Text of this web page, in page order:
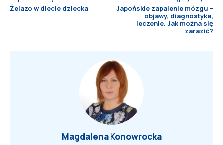
Żelazo w diecie dziecka
Japońskie zapalenie mózgu –
objawy, diagnostyka,
leczenie. Jak można się
zarazić?
Magdalena Konowrocka